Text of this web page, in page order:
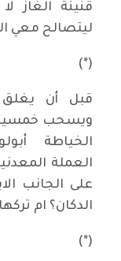
قنينة الغاز
ليتصالح معي
(*)
قبل أن يغلق
ويسحب
الخياطة
العملة
على الجانب
الدكان؟ ام
(*)